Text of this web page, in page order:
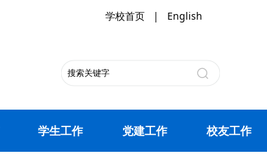
学校首页 | English
学生工作 党建工作 校友工作